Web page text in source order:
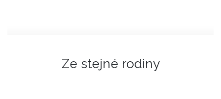
Ze stejné rodiny